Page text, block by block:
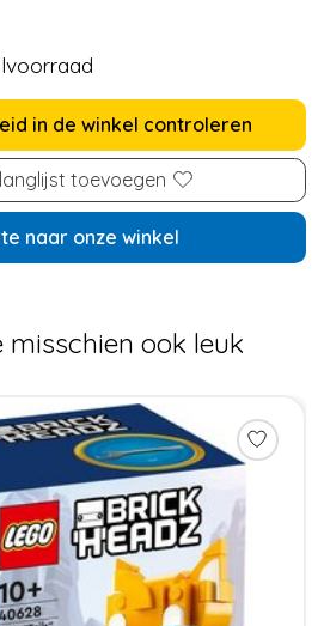
in de winkel controleren
toevoegen
naar onze winkel
misschien ook leuk